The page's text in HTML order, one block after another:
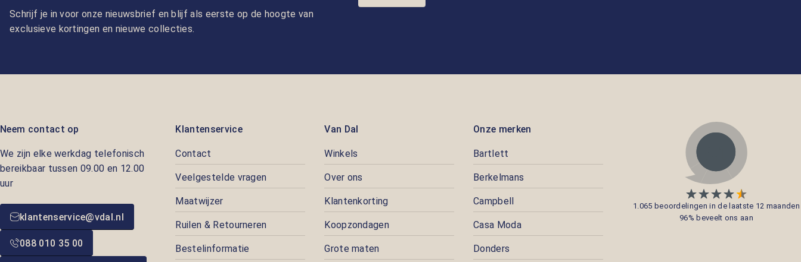
Schrijf je in voor onze nieuwsbrief en blijf als eerste op de hoogte van
exclusieve kortingen en nieuwe collecties.
Neem contact op
We zijn elke werkdag telefonisch
bereikbaar tussen 09.00 en 12.00
uur
klantenservice@vdal.nl
088 010 35 00
Klantenservice
Contact
Veelgestelde vragen
Maatwijzer
Ruilen & Retourneren
Bestelinformatie
Van Dal
Winkels
Over ons
Klantenkorting
Koopzondagen
Grote maten
Onze merken
Bartlett
Berkelmans
Campbell
Casa Moda
Donders
1.065 beoordelingen in de laatste 12 maanden
96% beveelt ons aan